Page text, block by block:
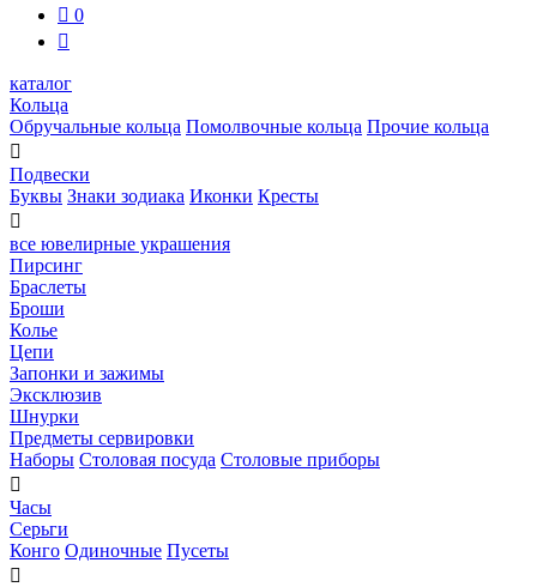
 0

каталог
Кольца
Обручальные кольца Помолвочные кольца Прочие кольца

Подвески
Буквы Знаки зодиака Иконки Кресты

все ювелирные украшения
Пирсинг
Браслеты
Броши
Колье
Цепи
Запонки и зажимы
Эксклюзив
Шнурки
Предметы сервировки
Наборы Столовая посуда Столовые приборы

Часы
Серьги
Конго Одиночные Пусеты
